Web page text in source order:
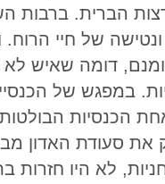
הברית. ברבות
ונטישה של חיי
דומה שאיש לא
במפגש של
הכנסיות
את סעודת האדון
לא היו